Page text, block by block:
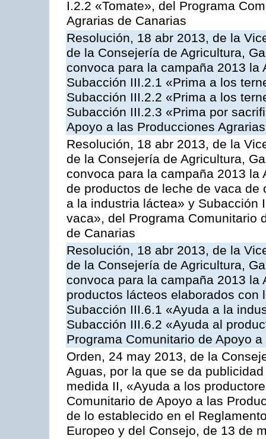
I.2.2 «Tomate», del Programa
Agrarias de Canarias
Resolución, 18 abr 2013, de la
de la Consejería de Agricultura,
convoca para la campaña 2013
Subacción III.2.1 «Prima a los
Subacción III.2.2 «Prima a los
Subacción III.2.3 «Prima por
Apoyo a las Producciones
Resolución, 18 abr 2013, de la
de la Consejería de Agricultura,
convoca para la campaña 2013
de productos de leche de vaca
a la industria láctea» y Subacción
vaca», del Programa Comunitario
de Canarias
Resolución, 18 abr 2013, de la
de la Consejería de Agricultura,
convoca para la campaña 2013
productos lácteos elaborados
Subacción III.6.1 «Ayuda a la
Subacción III.6.2 «Ayuda al
Programa Comunitario de Apoyo
Orden, 24 may 2013, de la
Aguas, por la que se da
medida II, «Ayuda a los
Comunitario de Apoyo a las
de lo establecido en el
Europeo y del Consejo, de 13 de